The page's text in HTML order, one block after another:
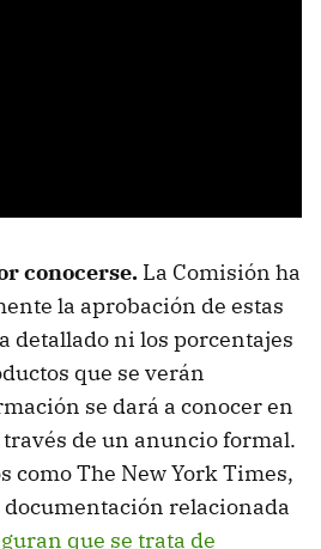
conocerse. La Comisión ha
la aprobación de estas
detallado ni los porcentajes
que se verán
se dará a conocer en
de un anuncio formal.
como The New York Times,
documentación relacionada
que se trata de